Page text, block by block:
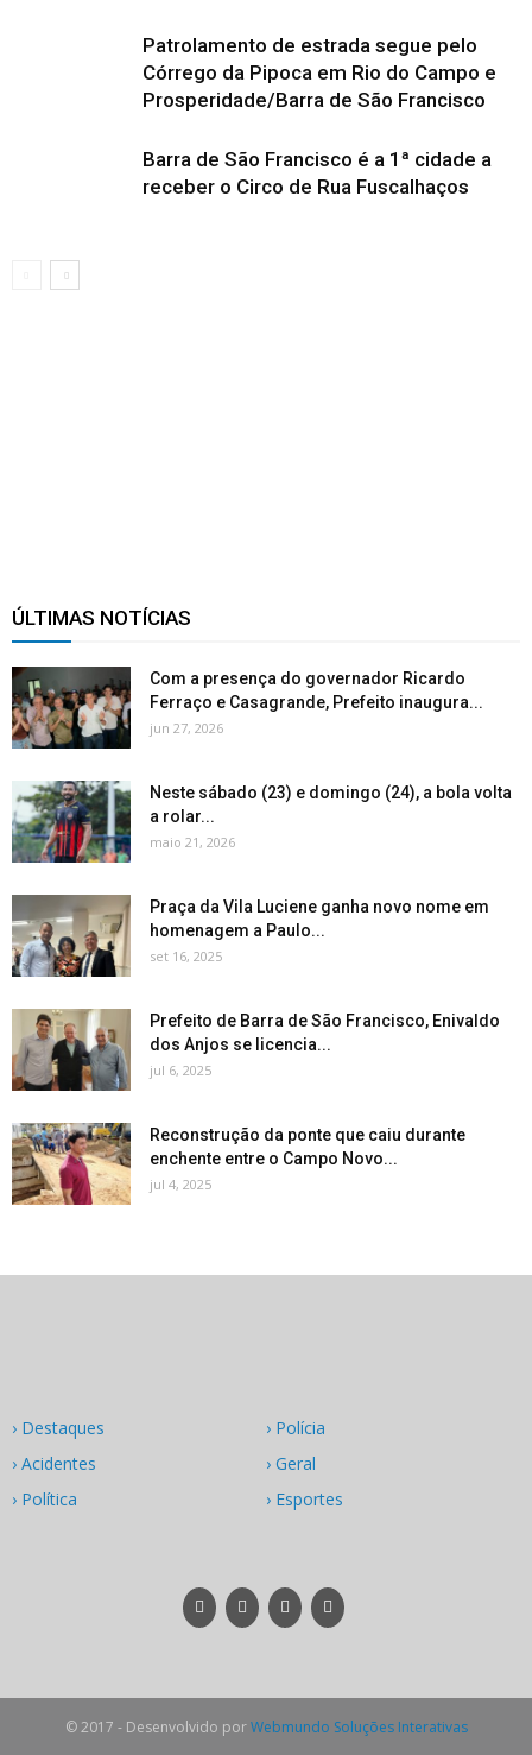
Patrolamento de estrada segue pelo
Córrego da Pipoca em Rio do Campo e
Prosperidade/Barra de São Francisco
Barra de São Francisco é a 1ª cidade a
receber o Circo de Rua Fuscalhaços
ÚLTIMAS NOTÍCIAS
Com a presença do governador Ricardo
Ferraço e Casagrande, Prefeito inaugura...
jun 27, 2026
Neste sábado (23) e domingo (24), a bola volta
a rolar...
maio 21, 2026
Praça da Vila Luciene ganha novo nome em
homenagem a Paulo...
set 16, 2025
Prefeito de Barra de São Francisco, Enivaldo
dos Anjos se licencia...
jul 6, 2025
Reconstrução da ponte que caiu durante
enchente entre o Campo Novo...
jul 4, 2025
› Destaques
› Acidentes
› Política
› Polícia
› Geral
› Esportes
© 2017 - Desenvolvido porWebmundo Soluções Interativas